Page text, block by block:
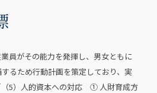
員がその能力を発揮し、男女ともに
るため行動計画を策定しており、実
（5）人的資本への対応 ① 人財育成方